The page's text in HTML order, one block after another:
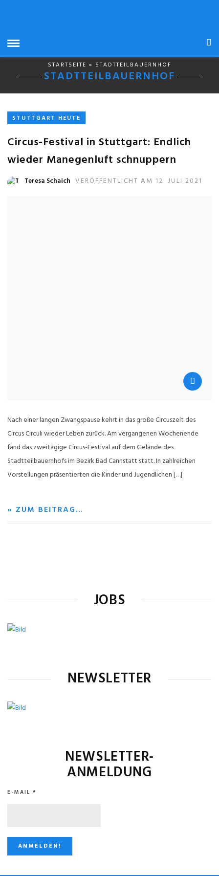
STARTSEITE » STADTTEILBAUERNHOF
STADTTEILBAUERNHOF
STUTTGART HEUTE
Circus-Festival in Stuttgart: Endlich
wieder Manegenluft schnuppern
Teresa Schaich VERÖFFENTLICHT AM 12. JULI 2021
Nach einer langen Zwangspause kehrt in das große Circuszelt des
Circus Circuli wieder Leben zurück. Am vergangenen Wochenende
fand das zweitägige Circus-Festival auf dem Gelände des
Stadtteilbauernhofs im Bezirk Bad Cannstatt statt. In zahlreichen
Vorstellungen präsentierten die Kinder und Jugendlichen […]
» ZUM BEITRAG…
JOBS
NEWSLETTER
NEWSLETTER-
ANMELDUNG
E-MAIL *